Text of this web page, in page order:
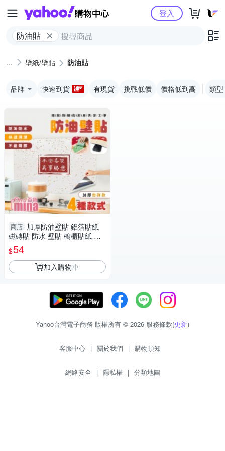
Yahoo購物中心
防油貼
登入
壁紙/壁貼 防油貼
品牌 快速到貨 有現貨 挑戰低價 價格低到高 類型
商店 加厚防油壁貼 鋁箔貼紙
磁磚貼 防水 壁貼 櫥櫃貼紙 廚
房壁貼 (mina百貨)【F0631】
$54
加入購物車
Yahoo台灣電子商務 版權所有 © 2026 服務條款(更新)
客服中心 | 關於我們 | 購物須知
網路安全 | 隱私權 | 分類地圖